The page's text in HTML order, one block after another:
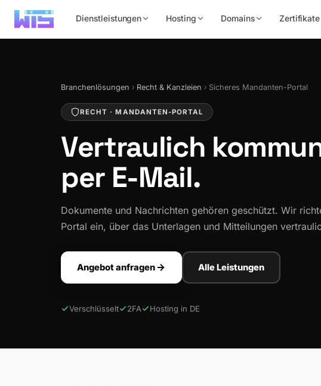
Dienstleistungen Hosting Domains Zertifikate
Branchenlösungen Recht & Kanzleien Sicheres Mandanten-Portal
RECHT · MANDANTEN-PORTAL
Vertraulich
per E-Mail.
Dokumente und Nachrichten gehören geschützt. Wir
Portal ein, über das Unterlagen und Mitteilungen
Angebot anfragen Alle Leistungen
Verschlüsselt 2FA Hosting in DE